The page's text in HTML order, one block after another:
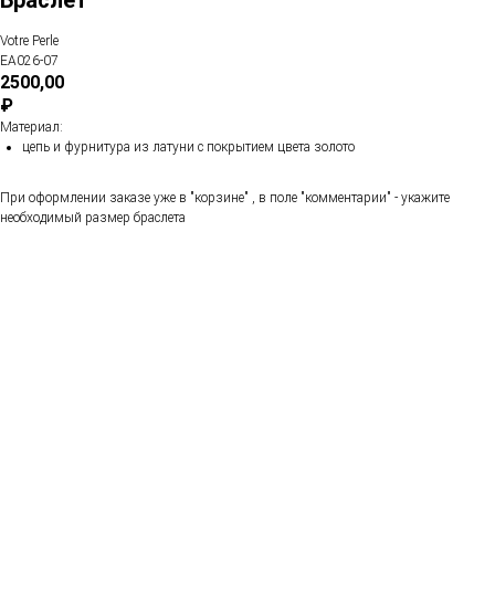
Votre Perle
EA026-07
2500,00
₽
Материал:
цепь и фурнитура из латуни с покрытием цвета золото
При оформлении заказе уже в "корзине" , в поле "комментарии" - укажите
необходимый размер браслета